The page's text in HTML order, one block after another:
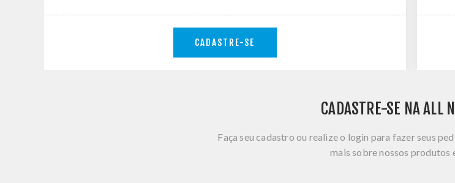
CADASTRE-SE
CADASTRE-SE NA ALL
Faça seu cadastro ou realize o login para fazer seus
mais sobre nossos produtos